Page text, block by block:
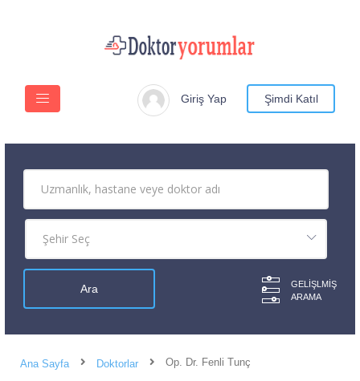
Giriş Yap Şimdi Katıl
GELIŞLMIŞ
ARAMA
Ana Sayfa Doktorlar Op. Dr. Fenli Tunç